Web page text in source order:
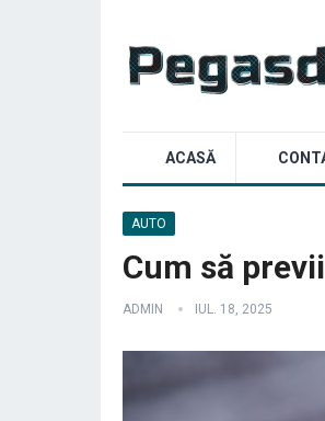
ACASĂ
AUTO
Cum să
ADMIN IUL. 18, 2025